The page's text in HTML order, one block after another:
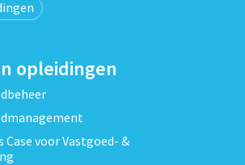
opleidingen
Case voor Vastgoed- &